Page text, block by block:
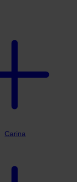
Carina